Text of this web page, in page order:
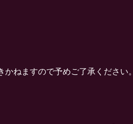
ねますので予めご了承ください。